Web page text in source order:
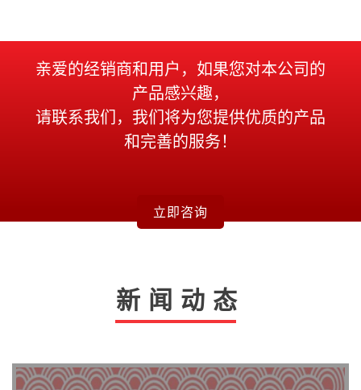
亲爱的经销商和用户，如果您对本公司的
产品感兴趣，
请联系我们，我们将为您提供优质的产品
和完善的服务！
立即咨询
新闻动态